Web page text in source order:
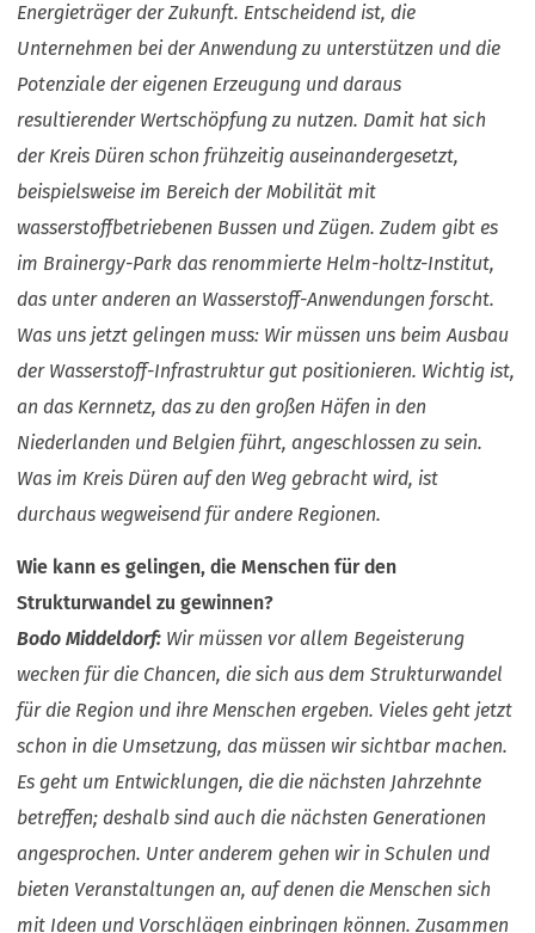
Energieträger der Zukunft. Entscheidend ist, die
Unternehmen bei der Anwendung zu unterstützen und die
Potenziale der eigenen Erzeugung und daraus
resultierender Wertschöpfung zu nutzen. Damit hat sich
der Kreis Düren schon frühzeitig auseinandergesetzt,
beispielsweise im Bereich der Mobilität mit
wasserstoffbetriebenen Bussen und Zügen. Zudem gibt es
im Brainergy-Park das renommierte Helm-holtz-Institut,
das unter anderen an Wasserstoff-Anwendungen forscht.
Was uns jetzt gelingen muss: Wir müssen uns beim Ausbau
der Wasserstoff-Infrastruktur gut positionieren. Wichtig ist,
an das Kernnetz, das zu den großen Häfen in den
Niederlanden und Belgien führt, angeschlossen zu sein.
Was im Kreis Düren auf den Weg gebracht wird, ist
durchaus wegweisend für andere Regionen.
Wie kann es gelingen, die Menschen für den
Strukturwandel zu gewinnen?
Bodo Middeldorf: Wir müssen vor allem Begeisterung
wecken für die Chancen, die sich aus dem Strukturwandel
für die Region und ihre Menschen ergeben. Vieles geht jetzt
schon in die Umsetzung, das müssen wir sichtbar machen.
Es geht um Entwicklungen, die die nächsten Jahrzehnte
betreffen; deshalb sind auch die nächsten Generationen
angesprochen. Unter anderem gehen wir in Schulen und
bieten Veranstaltungen an, auf denen die Menschen sich
mit Ideen und Vorschlägen einbringen können. Zusammen